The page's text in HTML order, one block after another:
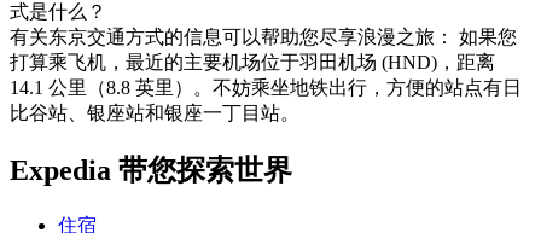
式是什么？
有关东京交通方式的信息可以帮助您尽享浪漫之旅： 如果您
打算乘飞机，最近的主要机场位于羽田机场 (HND)，距离
14.1 公里（8.8 英里）。不妨乘坐地铁出行，方便的站点有日
比谷站、银座站和银座一丁目站。
Expedia 带您探索世界
住宿